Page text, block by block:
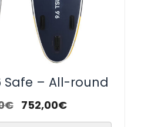
Safe – All-round
€ 752,00€